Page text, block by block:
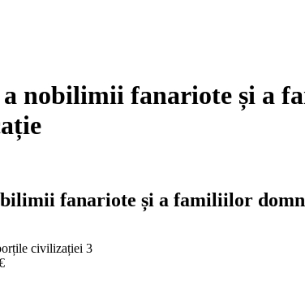
nobilimii fanariote și a
fanariote și a familiilor
civilizației 3